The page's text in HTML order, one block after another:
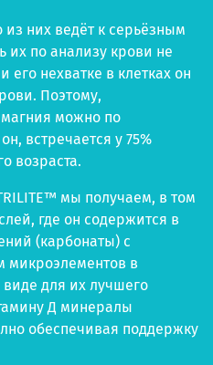
из них ведёт к серьёзным
их по анализу крови не
нехватке в клетках он
Поэтому,
магния можно по
встречается у 75%
возраста.
мы получаем, в том
где он содержится в
(карбонаты) с
в
для их лучшего
Д минералы
обеспечивая поддержку